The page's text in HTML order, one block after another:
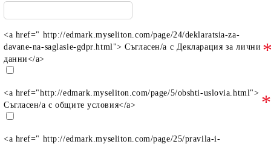
<a href=" http://edmark.myseliton.com/page/24/deklaratsia-za-
davane-na-saglasie-gdpr.html"> Съгласен/а с Декларация за лични
данни</a>
<a href="http://edmark.myseliton.com/page/5/obshti-uslovia.html">
Съгласен/а с общите условия</a>
<a href=" http://edmark.myseliton.com/page/25/pravila-i-